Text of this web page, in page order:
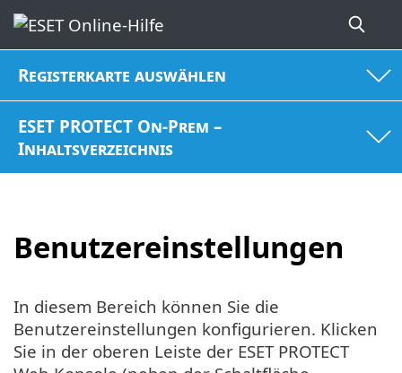
Registerkarte auswählen
ESET PROTECT On-Prem –
Inhaltsverzeichnis
Benutzereinstellungen
In diesem Bereich können Sie die
Benutzereinstellungen konfigurieren. Klicken
Sie in der oberen Leiste der ESET PROTECT